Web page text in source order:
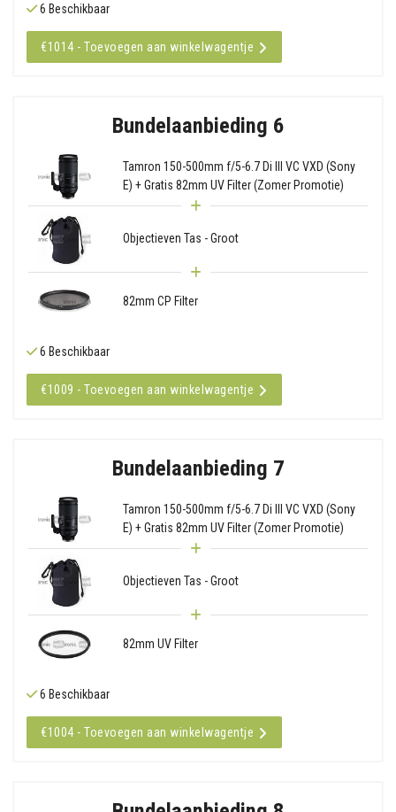
6 Beschikbaar
€1014 - Toevoegen aan winkelwagentje
Bundelaanbieding 6
Tamron 150-500mm f/5-6.7 Di III VC VXD (Sony
E) + Gratis 82mm UV Filter (Zomer Promotie)
Objectieven Tas - Groot
82mm CP Filter
6 Beschikbaar
€1009 - Toevoegen aan winkelwagentje
Bundelaanbieding 7
Tamron 150-500mm f/5-6.7 Di III VC VXD (Sony
E) + Gratis 82mm UV Filter (Zomer Promotie)
Objectieven Tas - Groot
82mm UV Filter
6 Beschikbaar
€1004 - Toevoegen aan winkelwagentje